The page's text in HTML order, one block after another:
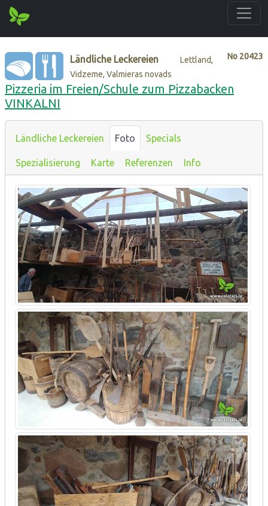
No 20423
Ländliche Leckereien
Lettland,
Vidzeme, Valmieras novads
Pizzeria im Freien/Schule zum Pizzabacken
VINKALNI
Ländliche Leckereien Foto Specials
Spezialisierung Karte Referenzen Info